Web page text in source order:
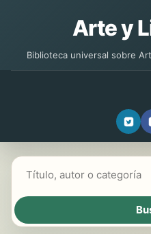
Arte y
Biblioteca universal sobre